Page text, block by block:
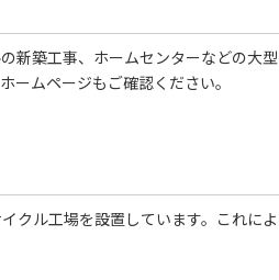
新築工事、ホームセンターなどの大型
ームページもご確認ください。
クル工場を設置しています。これによ